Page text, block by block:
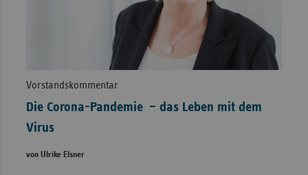
Vorstandskommentar
Die Corona-Pandemie – das Leben mit dem
Virus
von Ulrike Elsner